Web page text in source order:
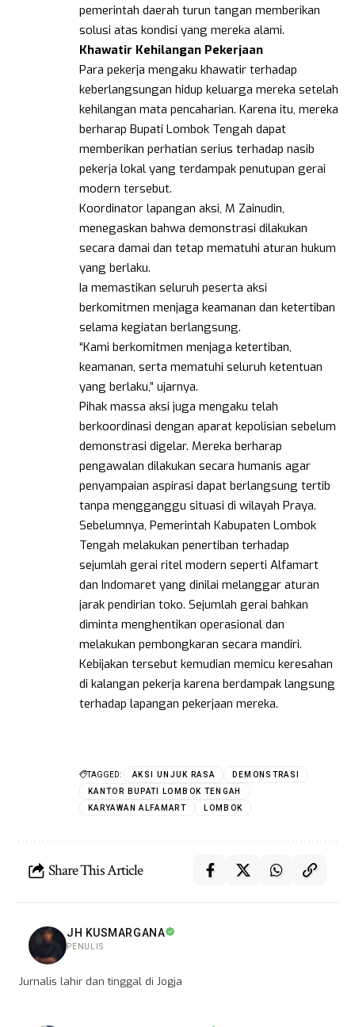
pemerintah daerah turun tangan memberikan
solusi atas kondisi yang mereka alami.
Khawatir Kehilangan Pekerjaan
Para pekerja mengaku khawatir terhadap
keberlangsungan hidup keluarga mereka setelah
kehilangan mata pencaharian. Karena itu, mereka
berharap Bupati Lombok Tengah dapat
memberikan perhatian serius terhadap nasib
pekerja lokal yang terdampak penutupan gerai
modern tersebut.
Koordinator lapangan aksi, M Zainudin,
menegaskan bahwa demonstrasi dilakukan
secara damai dan tetap mematuhi aturan hukum
yang berlaku.
Ia memastikan seluruh peserta aksi
berkomitmen menjaga keamanan dan ketertiban
selama kegiatan berlangsung.
“Kami berkomitmen menjaga ketertiban,
keamanan, serta mematuhi seluruh ketentuan
yang berlaku,” ujarnya.
Pihak massa aksi juga mengaku telah
berkoordinasi dengan aparat kepolisian sebelum
demonstrasi digelar. Mereka berharap
pengawalan dilakukan secara humanis agar
penyampaian aspirasi dapat berlangsung tertib
tanpa mengganggu situasi di wilayah Praya.
Sebelumnya, Pemerintah Kabupaten Lombok
Tengah melakukan penertiban terhadap
sejumlah gerai ritel modern seperti Alfamart
dan Indomaret yang dinilai melanggar aturan
jarak pendirian toko. Sejumlah gerai bahkan
diminta menghentikan operasional dan
melakukan pembongkaran secara mandiri.
Kebijakan tersebut kemudian memicu keresahan
di kalangan pekerja karena berdampak langsung
terhadap lapangan pekerjaan mereka.
TAGGED: AKSI UNJUK RASA
DEMONSTRASI
KANTOR BUPATI LOMBOK TENGAH
KARYAWAN ALFAMART
LOMBOK
Share This Article
JH KUSMARGANA
PENULIS
Jurnalis lahir dan tinggal di Jogja